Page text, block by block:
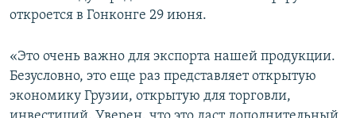
СПОРТ
БЛОГИ
АРХИВ РАДИОПРОГРАММЫ
Все сайты РСЕ/РС
откроется в Гонконге 29 июня.
«Это очень важно для экспорта нашей продукции.
Безусловно, это еще раз представляет открытую
экономику Грузии, открытую для торговли,